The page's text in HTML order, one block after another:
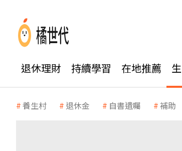
退休理財 持續學習 在地推薦
養生村 退休金 自書遺囑 補助